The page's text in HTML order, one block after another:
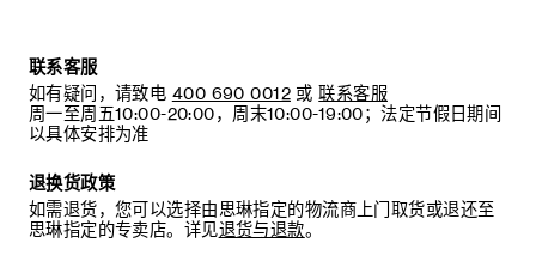
联系客服
如有疑问，请致电 400 690 0012 或 联系客服
周一至周五10:00-20:00，周末10:00-19:00；法定节假日期间
以具体安排为准
退换货政策
如需退货，您可以选择由思琳指定的物流商上门取货或退还至
思琳指定的专卖店。详见退货与退款。